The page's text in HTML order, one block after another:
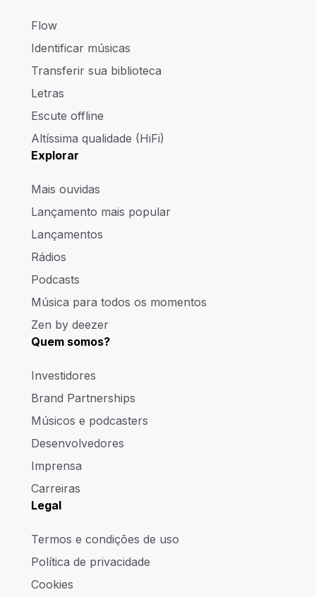
Flow
Identificar músicas
Transferir sua biblioteca
Letras
Escute offline
Altíssima qualidade (HiFi)
Explorar
Mais ouvidas
Lançamento mais popular
Lançamentos
Rádios
Podcasts
Música para todos os momentos
Zen by deezer
Quem somos?
Investidores
Brand Partnerships
Músicos e podcasters
Desenvolvedores
Imprensa
Carreiras
Legal
Termos e condições de uso
Política de privacidade
Cookies